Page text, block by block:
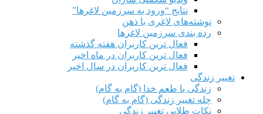
نتایج “ورود به سرزمین لاغرها”
نوشته‌های لاغری با ذهن
رده بندی سرزمین لاغرها
فعال ترین کاربران هفته گذشته
فعال ترین کاربران در ماه اخیر
فعال ترین کاربران در سال اخیر
تغییر زندگی
زندگی با طعم خدا (گام به گام)
چله تغییر زندگی (گام به گام)
نکات طلایی تغییر زندگی